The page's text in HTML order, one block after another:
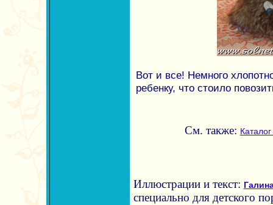
Вот и все! Немного
ребенку, что стоило
См. также:
Иллюстрации и текст:
специально для детского